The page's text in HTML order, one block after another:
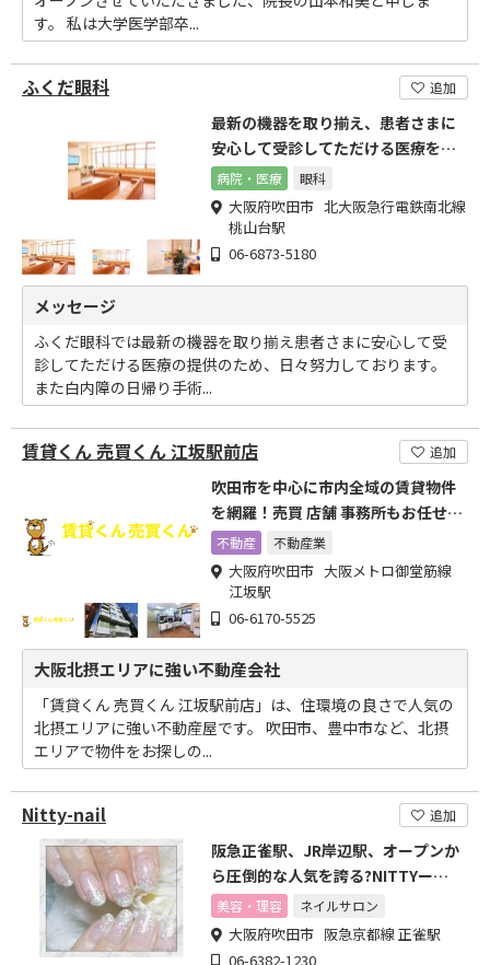
す。 私は大学医学部卒...
ふくだ眼科 追加
最新の機器を取り揃え、患者さまに
安心して受診してただける医療を提
供しております。
病院・医療 眼科
大阪府吹田市 北大阪急行電鉄南北線
桃山台駅
06-6873-5180
メッセージ
ふくだ眼科では最新の機器を取り揃え患者さまに安心して受
診してただける医療の提供のため、日々努力しております。
また白内障の日帰り手術...
賃貸くん 売買くん 江坂駅前店 追加
吹田市を中心に市内全域の賃貸物件
を網羅！売買 店舗 事務所もお任せ下
さい！
不動産 不動産業
大阪府吹田市 大阪メトロ御堂筋線
江坂駅
06-6170-5525
大阪北摂エリアに強い不動産会社
「賃貸くん 売買くん 江坂駅前店」は、住環境の良さで人気の
北摂エリアに強い不動産屋です。 吹田市、豊中市など、北摂
エリアで物件をお探しの...
Nitty-nail 追加
阪急正雀駅、JR岸辺駅、オープンか
ら圧倒的な人気を誇る?NITTYー
NAIL?
美容・理容 ネイルサロン
大阪府吹田市 阪急京都線 正雀駅
06-6382-1230